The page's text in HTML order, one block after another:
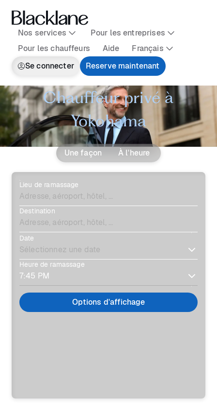
Nos services
Pour les entreprises
Pour les chauffeurs
Aide
Français
Se connecter
Reserve maintenant
Chauffeur privé à
Yokohama
Une façon À l'heure
Lieu de ramassage
Destination
Date
Heure de ramassage
Options d'affichage